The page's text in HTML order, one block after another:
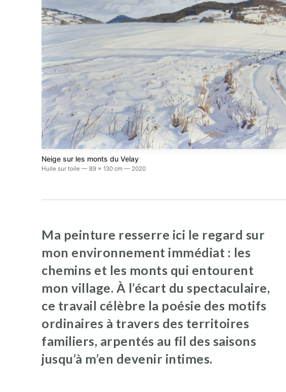
Neige sur les monts du Velay
Huile sur toile — 89 x 130 cm — 2020
Ma peinture resserre ici le regard sur
mon environnement immédiat : les
chemins et les monts qui entourent
mon village. À l’écart du spectaculaire,
ce travail célèbre la poésie des motifs
ordinaires à travers des territoires
familiers, arpentés au fil des saisons
jusqu’à m’en devenir intimes.